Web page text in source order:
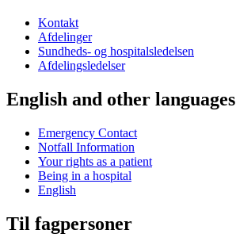
Kontakt
Afdelinger
Sundheds- og hospitalsledelsen
Afdelingsledelser
English and other languages
Emergency Contact
Notfall Information
Your rights as a patient
Being in a hospital
English
Til fagpersoner